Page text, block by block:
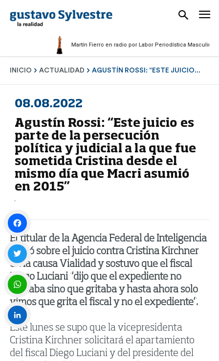
Martín Fierro en radio por Labor Periodística Masculina 2025
INICIO ACTUALIDAD AGUSTÍN ROSSI: “ESTE JUICIO...
08.08.2022
Agustín Rossi: “Este juicio es
parte de la persecución
política y judicial a la que fue
sometida Cristina desde el
mismo día que Macri asumió
en 2015”
El titular de la Agencia Federal de Inteligencia
opinó sobre el juicio contra Cristina Kirchner
en la causa Vialidad y sostuvo que el fiscal
Diego Luciani “dijo que el expediente no
hablaba sino que gritaba y hasta ahora solo
vimos que grita el fiscal y no el expediente”.
Este lunes se supo que la vicepresidenta
Cristina Kirchner solicitará el apartamiento
del fiscal Diego Luciani y del presidente del
Facebook
Twitter
WhatsApp
LinkedIn